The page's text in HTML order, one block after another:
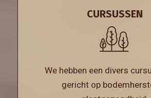
CURSUSSEN
We hebben een divers
gericht op